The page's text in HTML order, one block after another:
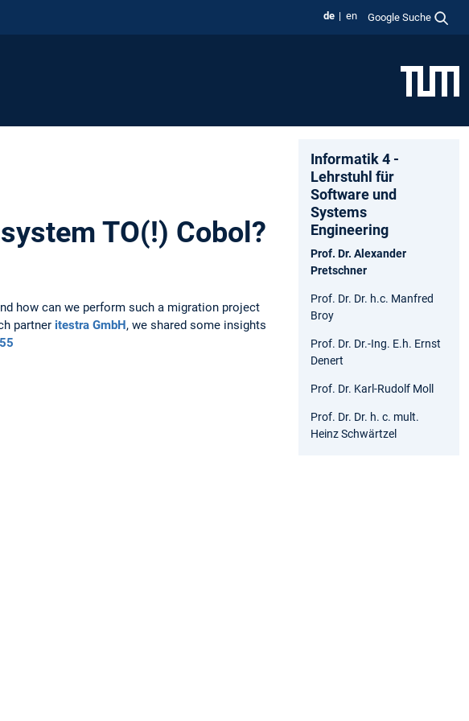
de en Google Suche
TO(!) Cobol?
how can we perform such a migration project
partner itestra GmbH, we shared some insights
Informatik 4 -
Lehrstuhl für
Software und
Systems
Engineering
Prof. Dr. Alexander
Pretschner
Prof. Dr. Dr. h.c. Manfred
Broy
Prof. Dr. Dr.-Ing. E.h. Ernst
Denert
Prof. Dr. Karl-Rudolf Moll
Prof. Dr. Dr. h. c. mult.
Heinz Schwärtzel